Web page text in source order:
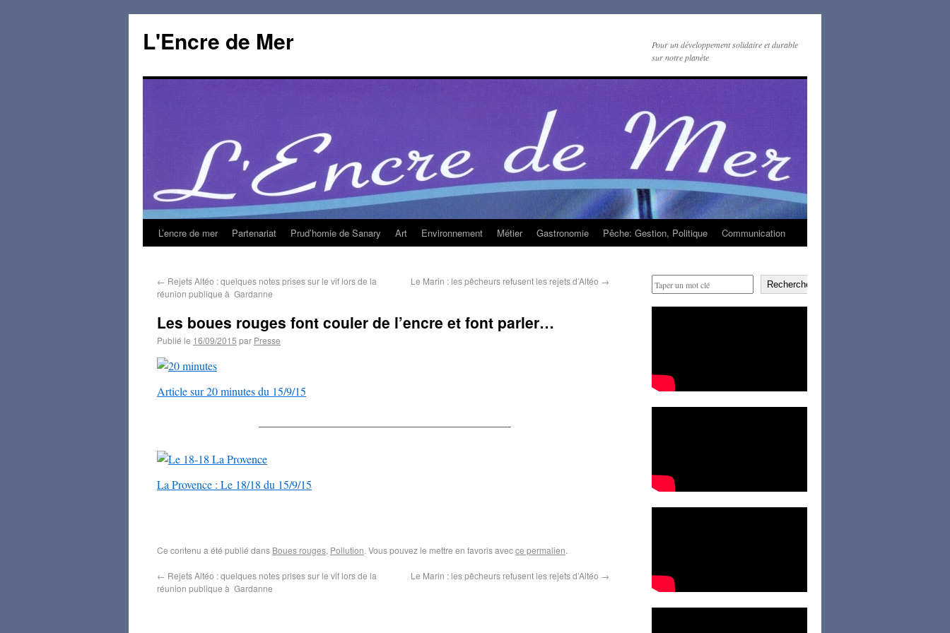
L'Encre de Mer
Pour un développement solidaire et durable
sur notre planète
L’encre de mer Partenariat Prud’homie de Sanary Art Environnement Métier Gastronomie Pêche: Gestion, Politique Communication
← Rejets Altéo : quelques notes prises sur le vif lors de la
réunion publique à Gardanne
Le Marin : les pêcheurs refusent les rejets d’Altéo →
Les boues rouges font couler de l’encre et font parler…
Publié le 16/09/2015 par Presse
Article sur 20 minutes du 15/9/15
——————————————————————-
La Provence : Le 18/18 du 15/9/15
Ce contenu a été publié dans Boues rouges, Pollution. Vous pouvez le mettre en favoris avecce permalien.
← Rejets Altéo : quelques notes prises sur le vif lors de la
réunion publique à Gardanne
Le Marin : les pêcheurs refusent les rejets d’Altéo →
Rechercher